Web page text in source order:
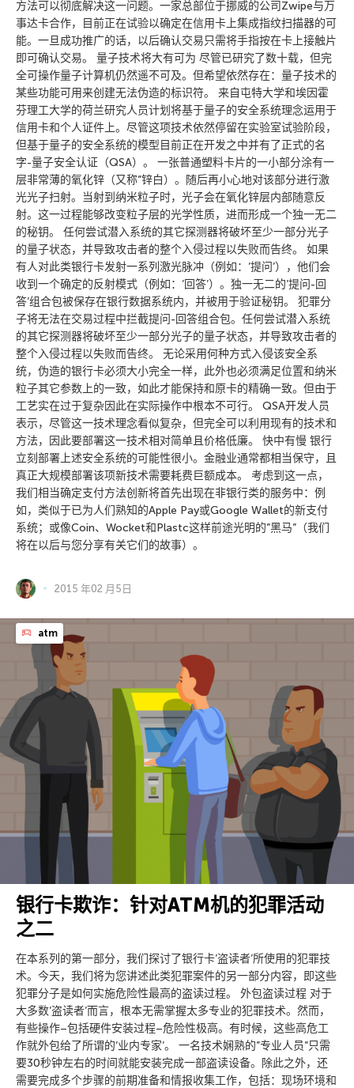
方法可以彻底解决这一问题。一家总部位于挪威的公司Zwipe与万
事达卡合作，目前正在试验以确定在信用卡上集成指纹扫描器的可
能。一旦成功推广的话，以后确认交易只需将手指按在卡上接触片
即可确认交易。 量子技术将大有可为 尽管已研究了数十载，但完
全可操作量子计算机仍然遥不可及。但希望依然存在：量子技术的
某些功能可用来创建无法伪造的标识符。 来自屯特大学和埃因霍
芬理工大学的荷兰研究人员计划将基于量子的安全系统理念运用于
信用卡和个人证件上。尽管这项技术依然停留在实验室试验阶段，
但基于量子的安全系统的模型目前正在开发之中并有了正式的名
字-量子安全认证（QSA）。 一张普通塑料卡片的一小部分涂有一
层非常薄的氧化锌（又称”锌白）。随后再小心地对该部分进行激
光光子扫射。当射到纳米粒子时，光子会在氧化锌层内部随意反
射。这一过程能够改变粒子层的光学性质，进而形成一个独一无二
的秘钥。 任何尝试潜入系统的其它探测器将破坏至少一部分光子
的量子状态，并导致攻击者的整个入侵过程以失败而告终。 如果
有人对此类银行卡发射一系列激光脉冲（例如：’提问’），他们会
收到一个确定的反射模式（例如：’回答’）。独一无二的’提问-回
答’组合包被保存在银行数据系统内，并被用于验证秘钥。 犯罪分
子将无法在交易过程中拦截提问-回答组合包。任何尝试潜入系统
的其它探测器将破坏至少一部分光子的量子状态，并导致攻击者的
整个入侵过程以失败而告终。 无论采用何种方式入侵该安全系
统，伪造的银行卡必须大小完全一样，此外也必须满足位置和纳米
粒子其它参数上的一致，如此才能保持和原卡的精确一致。但由于
工艺实在过于复杂因此在实际操作中根本不可行。 QSA开发人员
表示，尽管这一技术理念看似复杂，但完全可以利用现有的技术和
方法，因此要部署这一技术相对简单且价格低廉。 快中有慢 银行
立刻部署上述安全系统的可能性很小。金融业通常都相当保守，且
真正大规模部署该项新技术需要耗费巨额成本。 考虑到这一点，
我们相当确定支付方法创新将首先出现在非银行类的服务中：例
如，类似于已为人们熟知的Apple Pay或Google Wallet的新支付
系统；或像Coin、Wocket和Plastc这样前途光明的”黑马”（我们
将在以后与您分享有关它们的故事）。
2015 年02 月5日
atm
银行卡欺诈：针对ATM机的犯罪活动
之二
在本系列的第一部分，我们探讨了银行卡’盗读者’所使用的犯罪技
术。今天，我们将为您讲述此类犯罪案件的另一部分内容，即这些
犯罪分子是如何实施危险性最高的盗读过程。 外包盗读过程 对于
大多数’盗读者’而言，根本无需掌握太多专业的犯罪技术。然而，
有些操作–包括硬件安装过程–危险性极高。有时候，这些高危工
作就外包给了所谓的’业内专家’。 一名技术娴熟的”专业人员”只需
要30秒钟左右的时间就能安装完成一部盗读设备。除此之外，还
需要完成多个步骤的前期准备和情报收集工作，包括：现场环境和